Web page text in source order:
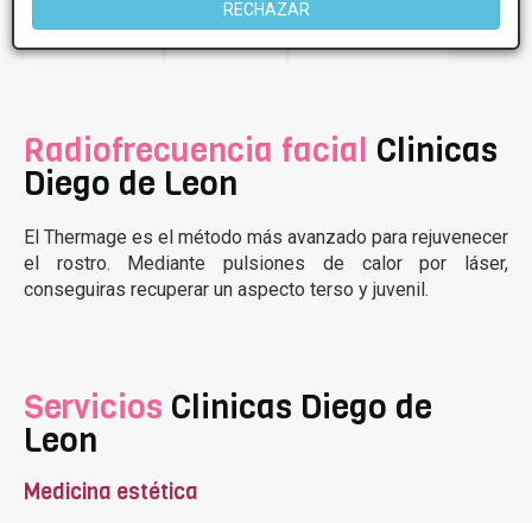
RECHAZAR
OFERTAS FOTOS OPINIONES
Radiofrecuencia facial Clinicas
Diego de Leon
El Thermage es el método más avanzado para rejuvenecer
el rostro. Mediante pulsiones de calor por láser,
conseguiras recuperar un aspecto terso y juvenil.
Servicios Clinicas Diego de
Leon
Medicina estética